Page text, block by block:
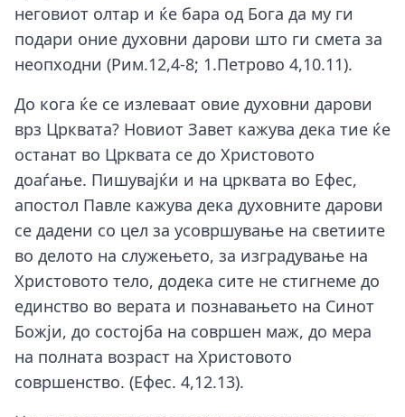
неговиот олтар и ќе бара од Бога да му ги
подари оние духовни дарови што ги смета за
неопходни (Рим.12,4-8; 1.Петрово 4,10.11).
До кога ќе се излеваат овие духовни дарови
врз Црквата? Новиот Завет кажува дека тие ќе
останат во Црквата се до Христовото
доаѓање. Пишувајќи и на црквата во Ефес,
апостол Павле кажува дека духовните дарови
се дадени со цел за усовршување на светиите
во делото на служењето, за изградување на
Христовото тело, додека сите не стигнеме до
единство во верата и познавањето на Синот
Божји, до состојба на совршен маж, до мера
на полната возраст на Христовото
совршенство. (Ефес. 4,12.13).